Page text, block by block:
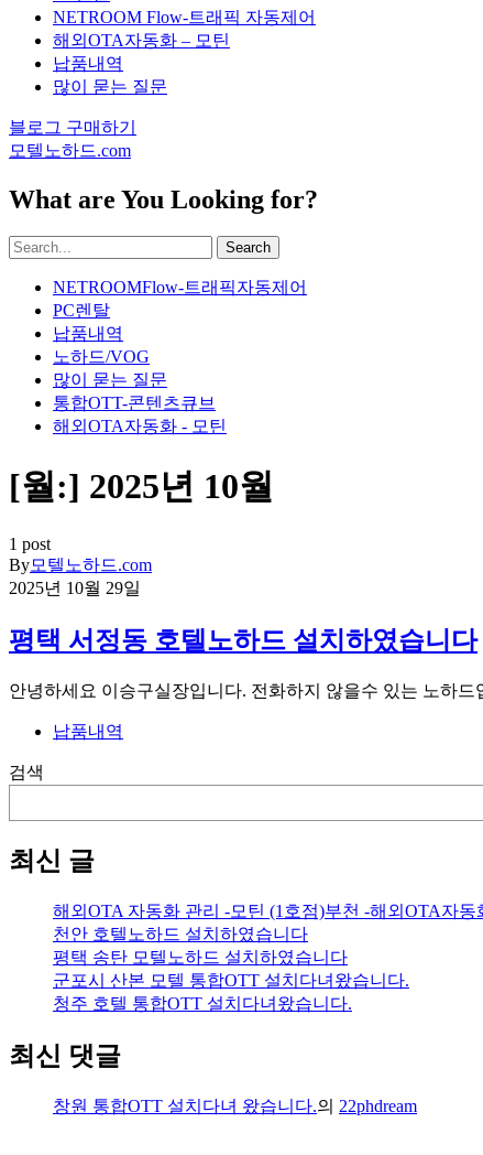
NETROOM Flow-트래픽 자동제어
해외OTA자동화 – 모틴
납품내역
많이 묻는 질문
블로그 구매하기
모텔노하드.com
What are You Looking for?
Search
NETROOMFlow-트래픽자동제어
PC렌탈
납품내역
노하드/VOG
많이 묻는 질문
통합OTT-콘텐츠큐브
해외OTA자동화 - 모틴
[월:] 2025년 10월
1 post
By모텔노하드.com
2025년 10월 29일
평택 서정동 호텔노하드 설치하였습니다
안녕하세요 이승구실장입니다. 전화하지 않을수 있는 노하
납품내역
검색
최신 글
해외OTA 자동화 관리 -모틴 (1호점)부천 -해외OTA자동
천안 호텔노하드 설치하였습니다
평택 송탄 모텔노하드 설치하였습니다
군포시 산본 모텔 통합OTT 설치다녀왔습니다.
청주 호텔 통합OTT 설치다녀왔습니다.
최신 댓글
창원 통합OTT 설치다녀 왔습니다.의 22phdream